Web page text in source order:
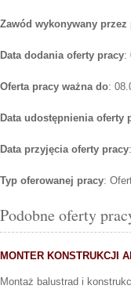
Zawód wykonywany przez
Data dodania oferty pracy:
Oferta pracy ważna do:
Data udostępnienia oferty
Data przyjęcia oferty pracy
Typ oferowanej pracy:
Podobne oferty
MONTER KONSTRUKCJI
Montaż balustrad i